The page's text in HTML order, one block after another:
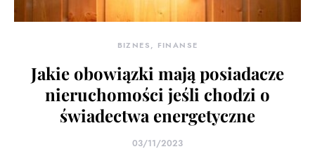
BIZNES, FINANSE
Jakie obowiązki mają posiadacze
nieruchomości jeśli chodzi o
świadectwa energetyczne
03/11/2023